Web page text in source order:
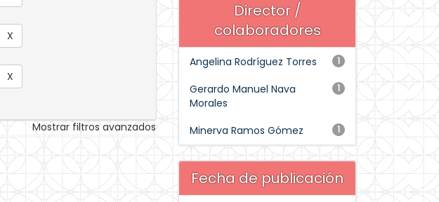
Mostrar filtros avanzados
Director /
colaboradores
1
Angelina Rodríguez Torres
1
Gerardo Manuel Nava
Morales
1
Minerva Ramos Gómez
Fecha de publicación